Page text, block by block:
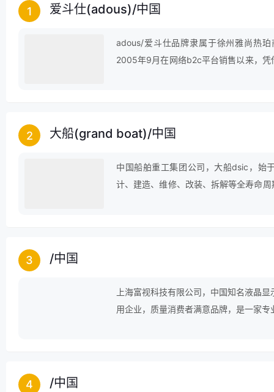
1 爱斗仕(adous)/中国
adous/爱斗仕品牌隶属于徐州雅尚热
2005年9月在网络b2c平台销售以来，凭
2 大船(grand boat)/中国
中国船舶重工集团公司，大船dsic，始
计、建造、维修、改装、拆解等全寿命
3 /中国
上海富视科技有限公司，中国知名液晶
用企业，质量消费者满意品牌，是一家
4 /中国